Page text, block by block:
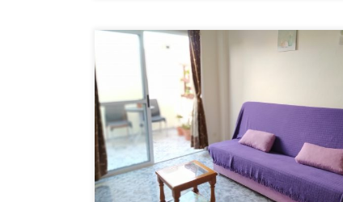
Apartamento de un dormitorio, salón con patio
interior privado, cocina equipada y baño completo.